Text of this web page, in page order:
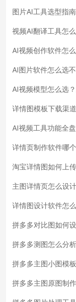
图片AI工具选型指
视频AI翻译工具怎
AI视频创作软件怎
AI图片软件怎么选
AI视频模型怎么选
详情图模板下载渠
AI视频工具功能全
详情页制作软件哪
淘宝详情图如何上
主图详情页怎么设
详情图设计软件怎
拼多多对比图如何
拼多多测图怎么分
拼多多主图小图模
拼多多主图原图制